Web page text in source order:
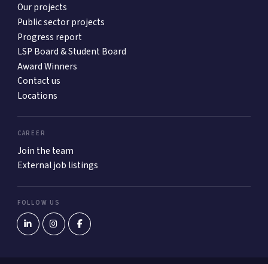
Our projects
Public sector projects
Progress report
LSP Board & Student Board
Award Winners
Contact us
Locations
CAREER
Join the team
External job listings
FOLLOW US